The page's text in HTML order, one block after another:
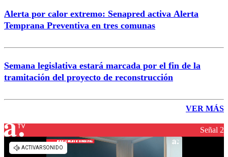
Alerta por calor extremo: Senapred activa Alerta
Temprana Preventiva en tres comunas
Semana legislativa estará marcada por el fin de la
tramitación del proyecto de reconstrucción
VER MÁS
Señal 2